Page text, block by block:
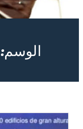
الوسم: